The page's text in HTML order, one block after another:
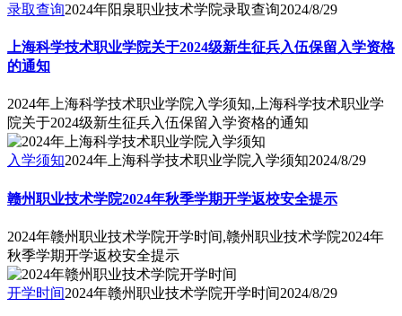
录取查询2024年阳泉职业技术学院录取查询2024/8/29
上海科学技术职业学院关于2024级新生征兵入伍保留入学资格
的通知
2024年上海科学技术职业学院入学须知,上海科学技术职业学
院关于2024级新生征兵入伍保留入学资格的通知
入学须知2024年上海科学技术职业学院入学须知2024/8/29
赣州职业技术学院2024年秋季学期开学返校安全提示
2024年赣州职业技术学院开学时间,赣州职业技术学院2024年
秋季学期开学返校安全提示
开学时间2024年赣州职业技术学院开学时间2024/8/29